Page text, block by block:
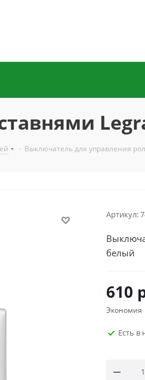
- Выключатель для управления
Артикул:
белый
610
Экономия
Есть в